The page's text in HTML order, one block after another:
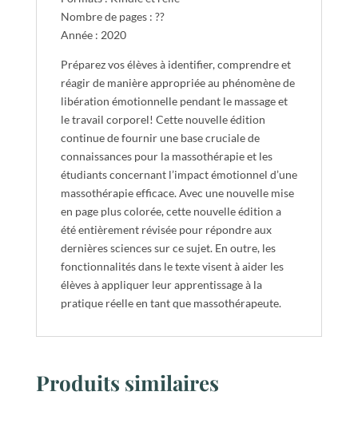
Nombre de pages : ??
Année : 2020
Préparez vos élèves à identifier, comprendre et
réagir de manière appropriée au phénomène de
libération émotionnelle pendant le massage et
le travail corporel! Cette nouvelle édition
continue de fournir une base cruciale de
connaissances pour la massothérapie et les
étudiants concernant l’impact émotionnel d’une
massothérapie efficace. Avec une nouvelle mise
en page plus colorée, cette nouvelle édition a
été entièrement révisée pour répondre aux
dernières sciences sur ce sujet. En outre, les
fonctionnalités dans le texte visent à aider les
élèves à appliquer leur apprentissage à la
pratique réelle en tant que massothérapeute.
Produits similaires